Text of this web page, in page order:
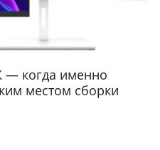
— когда именно
местом сборки